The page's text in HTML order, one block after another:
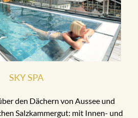
SKY SPA
den Dächern von Aussee und
Salzkammergut: mit Innen- und